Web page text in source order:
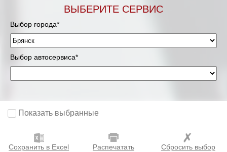
ВЫБЕРИТЕ СЕРВИС
Выбор города*
Выбор автосервиса*
Показать выбранные
Сохранить в Excel Распечатать Сбросить выбор